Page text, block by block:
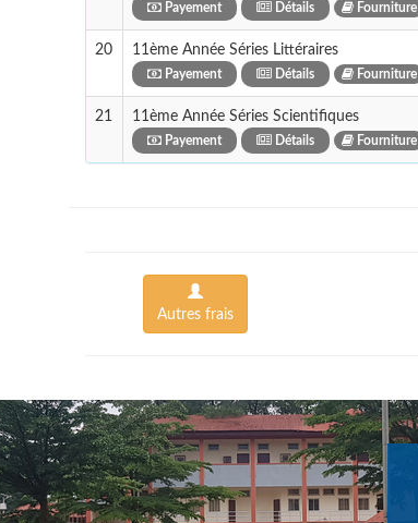
Payement Détails Fourniture
20 11ème Année Séries Littéraires
Payement Détails Fourniture
21 11ème Année Séries Scientifiques
Payement Détails Fourniture
Autres frais